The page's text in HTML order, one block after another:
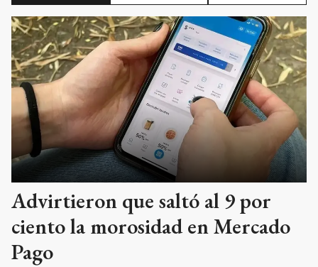
Advirtieron que saltó al 9 por
ciento la morosidad en Mercado
Pago